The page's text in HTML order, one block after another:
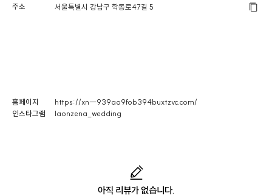
주소
서울특별시 강남구 학동로47길 5
홈페이지
https://xn--939ao9fob394buxtzvc.com/
인스타그램
laonzena_wedding
아직 리뷰가 없습니다.